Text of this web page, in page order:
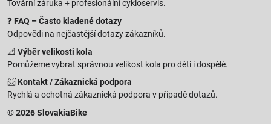
Tovární záruka + profesionální cykloservis.
❓ FAQ – Často kladené dotazy
Odpovědi na nejčastější dotazy zákazníků.
📐 Výběr velikosti kola
Pomůžeme vybrat správnou velikost kola pro děti i dospělé.
📨 Kontakt / Zákaznická podpora
Rychlá a ochotná zákaznická podpora v případě dotazů.
© 2026 SlovakiaBike